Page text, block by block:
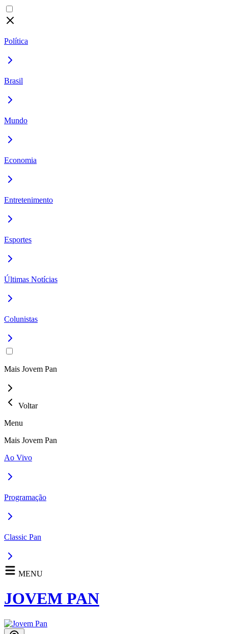
Política
Brasil
Mundo
Economia
Entretenimento
Esportes
Últimas Notícias
Colunistas
Mais Jovem Pan
Voltar
Menu
Mais Jovem Pan
Ao Vivo
Programação
Classic Pan
MENU
JOVEM PAN